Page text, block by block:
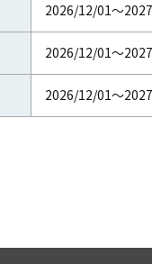
2026/12/01～
2026/12/01～
2026/12/01～